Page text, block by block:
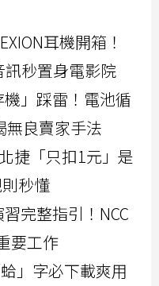
耳機開箱！
秒置身電影院
」踩雷！電池循
無良賣家手法
捷「只扣1元」是
秒懂
完整指引！NCC
要工作
」字必下載爽用